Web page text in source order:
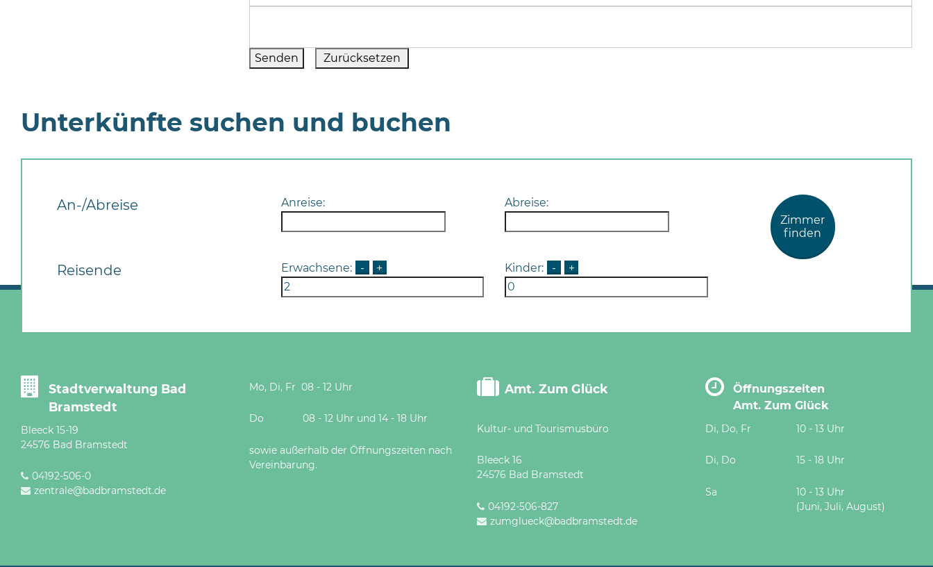
Unterkünfte suchen und buchen
An-/Abreise Anreise: Abreise:
Reisende Erwachsene: - + Kinder: - +
Zimmer
finden
Stadtverwaltung Bad
Bramstedt
Bleeck 15-19
24576 Bad Bramstedt
04192-506-0
zentrale@badbramstedt.de
Mo, Di, Fr 08 - 12 Uhr
Do 08 - 12 Uhr und 14 - 18 Uhr
sowie außerhalb der Öffnungszeiten nach
Vereinbarung.
Amt. Zum Glück
Kultur- und Tourismusbüro
Bleeck 16
24576 Bad Bramstedt
04192-506-827
zumglueck@badbramstedt.de
Öffnungszeiten
Amt. Zum Glück
Di, Do, Fr 10 - 13 Uhr
Di, Do 15 - 18 Uhr
Sa
10 - 13 Uhr
(Juni, Juli, August)